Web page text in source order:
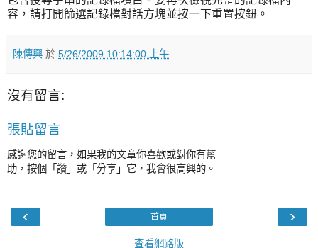
容，請打開篩選記錄檔對話方塊並按一下重置按鈕。
陳傳興 於 5/26/2009 10:14:00 上午
沒有留言:
張貼留言
感謝您的留言，如果我的文章你喜歡或對你有幫
助，按個「讚」或「分享」它，我會很高興的。
‹ ›
首頁
查看網路版